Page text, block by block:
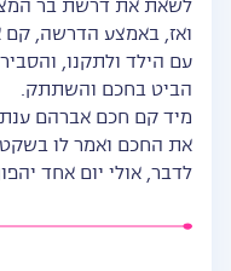
לשאת את דרשת בר
ואז, באמצע הדרשה, קם
עם הילד ולתקנו,
הביט בחכם והשתתק.
מיד קם חכם אברהם
את החכם ואמר לו
לדבר, אולי יום אחד